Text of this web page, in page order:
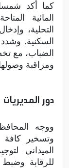
كما أكد
المائية
التحلية،
السكنية.
الضباب، مع
ومراقبة
دور
ووجه
وتسخير كافة
الميداني
للرقابة